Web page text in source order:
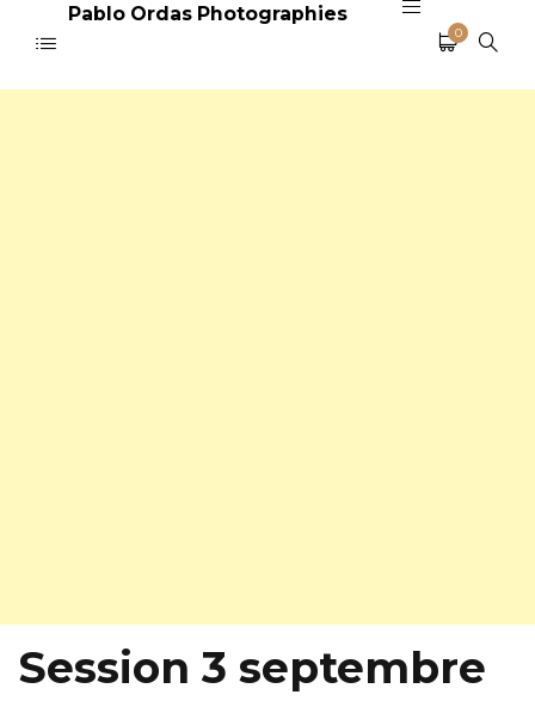
Pablo Ordas Photographies
0
Session 3 septembre